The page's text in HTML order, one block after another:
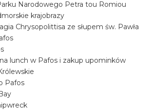
Narodowego Petra tou Romiou
krajobrazy
Chrysopolittisa ze słupem św. Pawła
lunch w Pafos i zakup upominków
Pafos